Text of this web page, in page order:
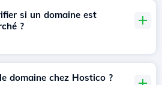
si un domaine est
?
domaine chez Hostico ?